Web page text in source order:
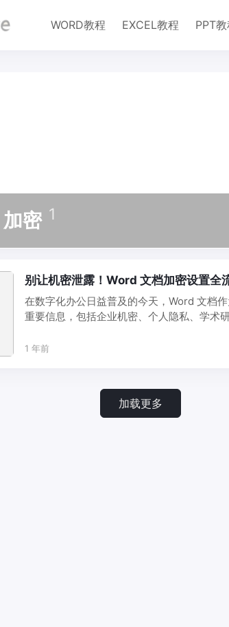
WORD教程 EXCEL教程 PPT
密 1
别让机密泄露！Word 文档加密设置全
在数字化办公日益普及的今天，Word 文档
重要信息，包括企业机密、个人隐私、学术
1 年前
加载更多